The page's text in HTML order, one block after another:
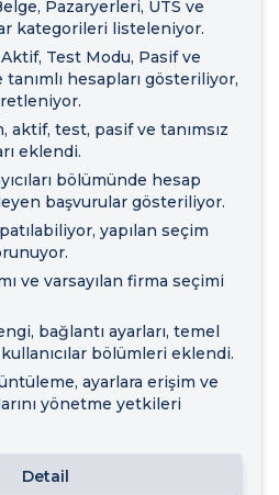
Pazaryerleri, UTS ve
kategorileri listeleniyor.
Test Modu, Pasif ve
tanımlı hesapları gösteriliyor,
aktif, test, pasif ve tanımsız
eklendi.
bölümünde hesap
başvurular gösteriliyor.
yapılan seçim
ve varsayılan firma seçimi
bağlantı ayarları, temel
bölümleri eklendi.
ayarlara erişim ve
yönetme yetkileri
Detail